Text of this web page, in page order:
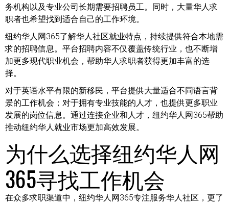
务机构以及专业公司长期需要招聘员工。同时，大量华人求
职者也希望找到适合自己的工作环境。
纽约华人网365了解华人社区就业特点，持续提供符合本地需
求的招聘信息。平台招聘内容不仅覆盖传统行业，也不断增
加更多现代职业机会，帮助华人求职者获得更加丰富的选
择。
对于英语水平有限的新移民，平台提供大量适合不同语言背
景的工作机会；对于拥有专业技能的人才，也提供更多职业
发展的岗位信息。通过连接企业和人才，纽约华人网365帮助
推动纽约华人就业市场更加高效发展。
为什么选择纽约华人网
365寻找工作机会
在众多求职渠道中，纽约华人网365专注服务华人社区，更了